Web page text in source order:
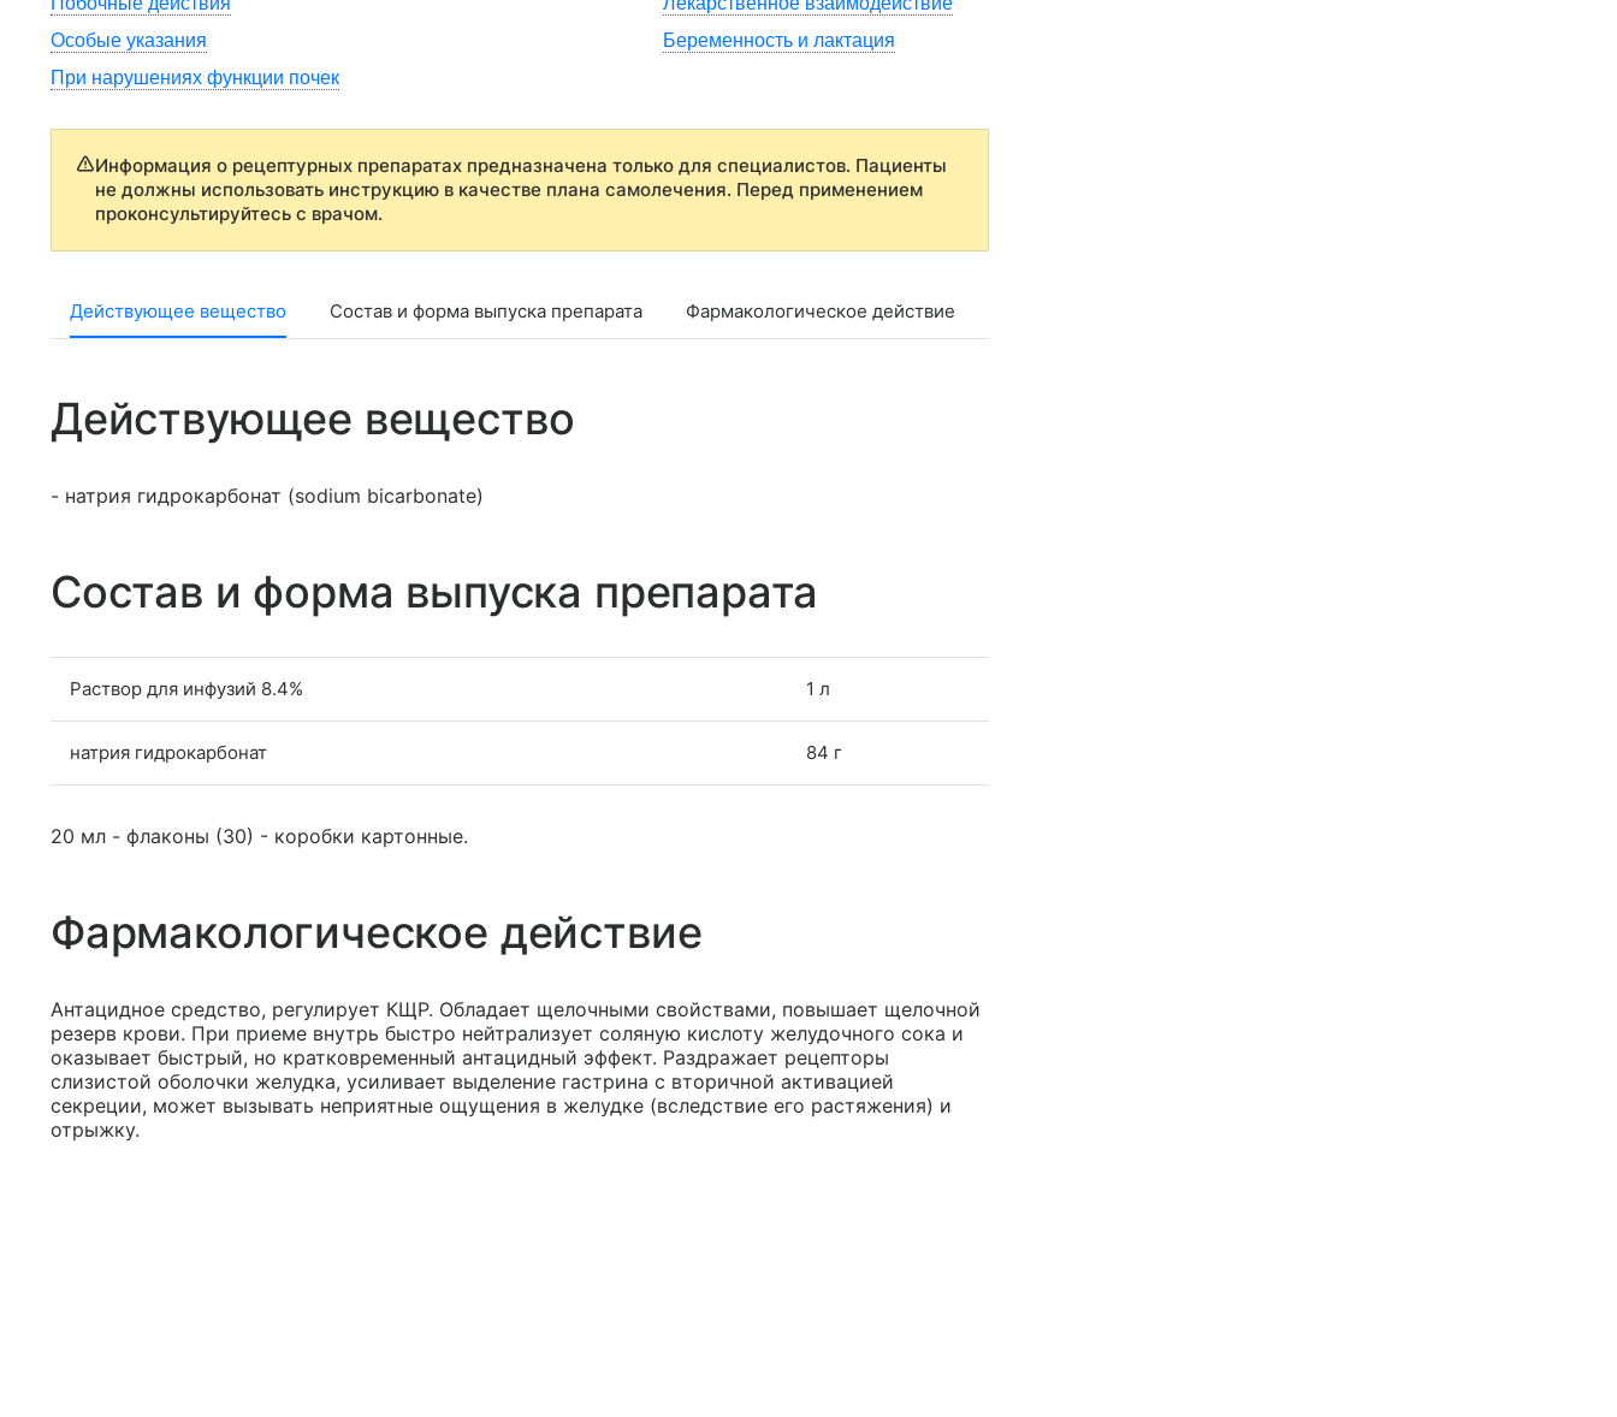
Особые указания
Беременность и лактация
При нарушениях функции почек
Информация о рецептурных препаратах предназначена только для специалистов. Пациенты
не должны использовать инструкцию в качестве плана самолечения. Перед применением
проконсультируйтесь с врачом.
Действующее вещество Состав и форма выпуска препарата Фармакологическое действие
Действующее вещество
- натрия гидрокарбонат (sodium bicarbonate)
Состав и форма выпуска препарата
Раствор для инфузий 8.4% 1 л
натрия гидрокарбонат 84 г
20 мл - флаконы (30) - коробки картонные.
Фармакологическое действие
Антацидное средство, регулирует КЩР. Обладает щелочными свойствами, повышает щелочной
резерв крови. При приеме внутрь быстро нейтрализует соляную кислоту желудочного сока и
оказывает быстрый, но кратковременный антацидный эффект. Раздражает рецепторы
слизистой оболочки желудка, усиливает выделение гастрина с вторичной активацией
секреции, может вызывать неприятные ощущения в желудке (вследствие его растяжения) и
отрыжку.